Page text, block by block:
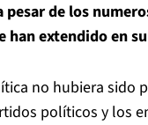
de los
han extendido en
no hubiera sido
políticos y los